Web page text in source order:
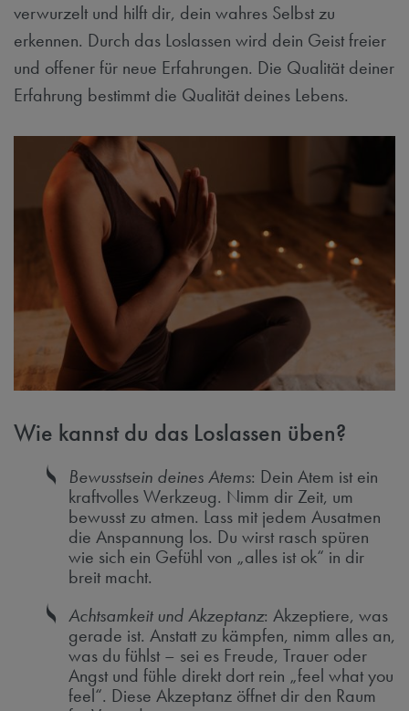
verwurzelt und hilft dir, dein wahres Selbst zu
erkennen. Durch das Loslassen wird dein Geist freier
und offener für neue Erfahrungen. Die Qualität deiner
Erfahrung bestimmt die Qualität deines Lebens.
Wie kannst du das Loslassen üben?
Bewusstsein deines Atems: Dein Atem ist ein
kraftvolles Werkzeug. Nimm dir Zeit, um
bewusst zu atmen. Lass mit jedem Ausatmen
die Anspannung los. Du wirst rasch spüren
wie sich ein Gefühl von „alles ist ok“ in dir
breit macht.
Achtsamkeit und Akzeptanz: Akzeptiere, was
gerade ist. Anstatt zu kämpfen, nimm alles an,
was du fühlst – sei es Freude, Trauer oder
Angst und fühle direkt dort rein „feel what you
feel“. Diese Akzeptanz öffnet dir den Raum